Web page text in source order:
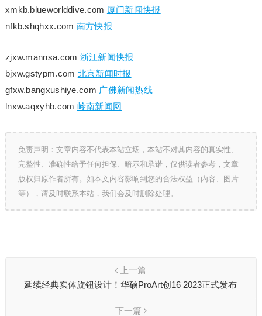
xmkb.blueworlddive.com 厦门新闻快报
nfkb.shqhxx.com 南方快报
zjxw.mannsa.com 浙江新闻快报
bjxw.gstypm.com 北京新闻时报
gfxw.bangxushiye.com 广佛新闻热线
lnxw.aqxyhb.com 岭南新闻网
免责声明：文章内容不代表本站立场，本站不对其内容的真实性、
完整性、准确性给予任何担保、暗示和承诺，仅供读者参考，文章
版权归原作者所有。如本文内容影响到您的合法权益（内容、图片
等），请及时联系本站，我们会及时删除处理。
上一篇
延续经典实体旋钮设计！华硕ProArt创16 2023正式发布
下一篇